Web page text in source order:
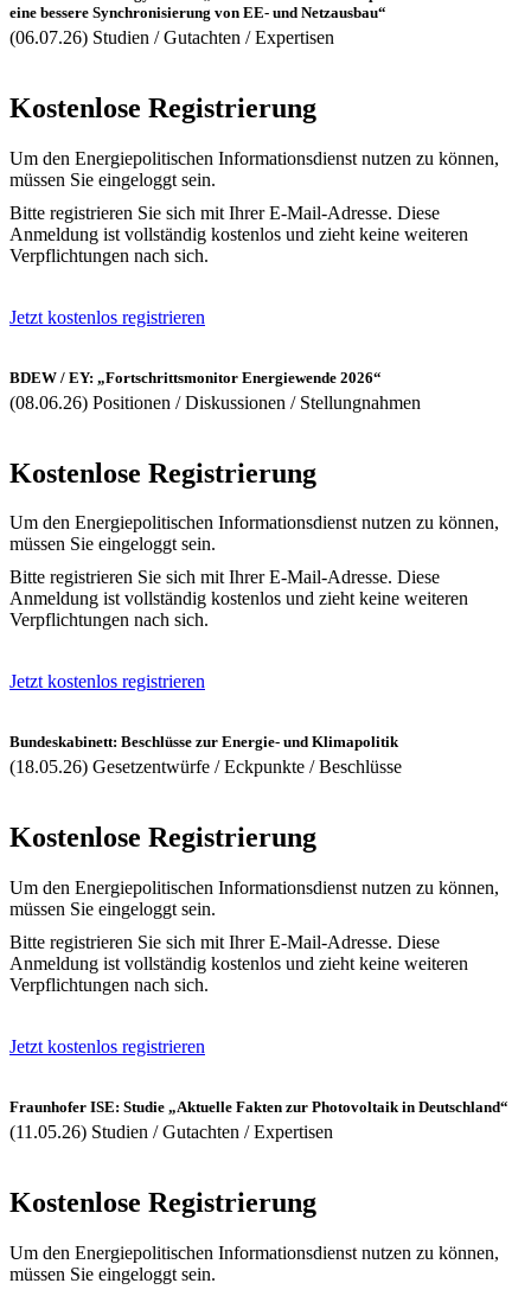
eine bessere Synchronisierung von EE- und Netzausbau“
(06.07.26) Studien / Gutachten / Expertisen
Kostenlose Registrierung
Um den Energiepolitischen Informationsdienst nutzen zu können,
müssen Sie eingeloggt sein.
Bitte registrieren Sie sich mit Ihrer E-Mail-Adresse. Diese
Anmeldung ist vollständig kostenlos und zieht keine weiteren
Verpflichtungen nach sich.
Jetzt kostenlos registrieren
BDEW / EY: „Fortschrittsmonitor Energiewende 2026“
(08.06.26) Positionen / Diskussionen / Stellungnahmen
Kostenlose Registrierung
Um den Energiepolitischen Informationsdienst nutzen zu können,
müssen Sie eingeloggt sein.
Bitte registrieren Sie sich mit Ihrer E-Mail-Adresse. Diese
Anmeldung ist vollständig kostenlos und zieht keine weiteren
Verpflichtungen nach sich.
Jetzt kostenlos registrieren
Bundeskabinett: Beschlüsse zur Energie- und Klimapolitik
(18.05.26) Gesetzentwürfe / Eckpunkte / Beschlüsse
Kostenlose Registrierung
Um den Energiepolitischen Informationsdienst nutzen zu können,
müssen Sie eingeloggt sein.
Bitte registrieren Sie sich mit Ihrer E-Mail-Adresse. Diese
Anmeldung ist vollständig kostenlos und zieht keine weiteren
Verpflichtungen nach sich.
Jetzt kostenlos registrieren
Fraunhofer ISE: Studie „Aktuelle Fakten zur Photovoltaik in Deutschland“
(11.05.26) Studien / Gutachten / Expertisen
Kostenlose Registrierung
Um den Energiepolitischen Informationsdienst nutzen zu können,
müssen Sie eingeloggt sein.